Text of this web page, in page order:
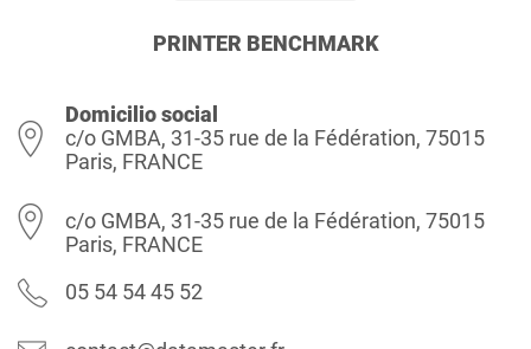
PRINTER BENCHMARK
Domicilio social
c/o GMBA, 31-35 rue de la Fédération, 75015
Paris, FRANCE
c/o GMBA, 31-35 rue de la Fédération, 75015
Paris, FRANCE
05 54 54 45 52